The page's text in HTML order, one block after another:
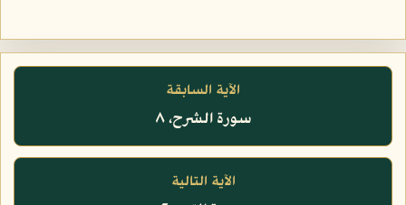
الآية السابقة
سورة الشرح، ٨
الآية التالية